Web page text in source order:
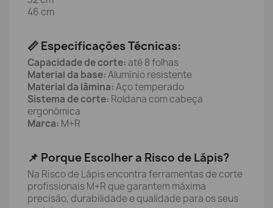
46 cm
📏 Especificações Técnicas:
Capacidade de corte:até 8 folhas
Material da base:Alumínio resistente
Material da lâmina:Aço temperado
Sistema de corte: Roldana com cabeça
ergonómica
Marca: M+R
📌 Porque Escolher a Risco de Lápis?
Na Risco de Lápis encontra ferramentas de corte
profissionais M+R que garantem máxima
precisão, durabilidade e qualidade para os seus